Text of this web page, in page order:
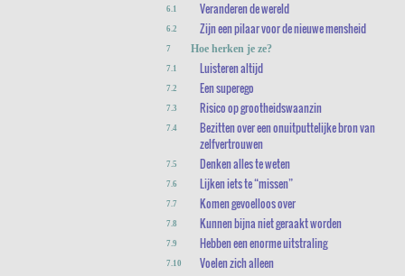
6.1 Veranderen de wereld
6.2 Zijn een pilaar voor de nieuwe mensheid
7 Hoe herken je ze?
7.1 Luisteren altijd
7.2 Een superego
7.3 Risico op grootheidswaanzin
7.4
Bezitten over een onuitputtelijke bron van
zelfvertrouwen
7.5 Denken alles te weten
7.6 Lijken iets te “missen”
7.7 Komen gevoelloos over
7.8 Kunnen bijna niet geraakt worden
7.9 Hebben een enorme uitstraling
7.10 Voelen zich alleen